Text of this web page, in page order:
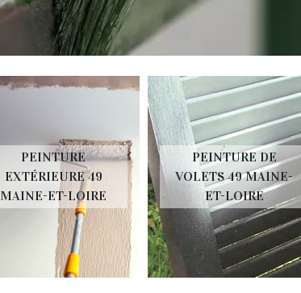
PEINTURE
EXTÉRIEURE 49
MAINE-ET-LOIRE
PEINTURE DE
VOLETS 49 MAINE-
ET-LOIRE